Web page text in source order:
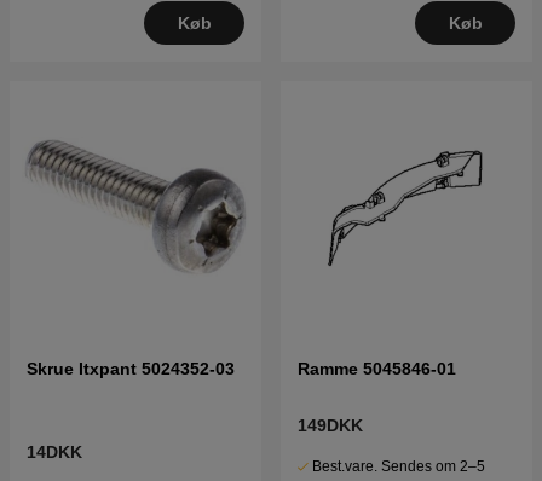
Køb Køb
Skrue Itxpant 5024352-03
14DKK
Ramme 5045846-01
149DKK
Best.vare. Sendes om 2–5